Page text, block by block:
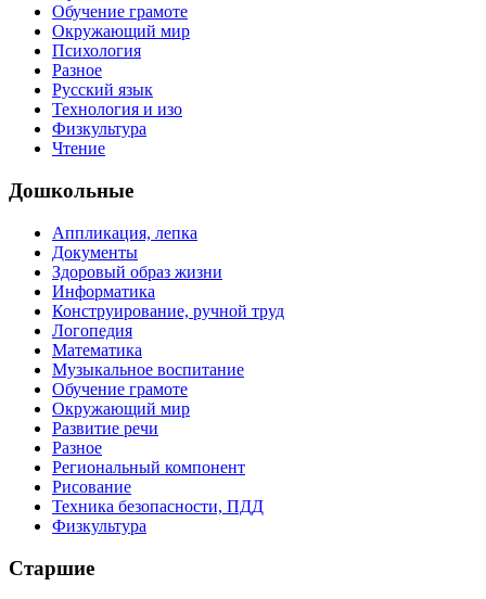
Обучение грамоте
Окружающий мир
Психология
Разное
Русский язык
Технология и изо
Физкультура
Чтение
Дошкольные
Аппликация, лепка
Документы
Здоровый образ жизни
Информатика
Конструирование, ручной труд
Логопедия
Математика
Музыкальное воспитание
Обучение грамоте
Окружающий мир
Развитие речи
Разное
Региональный компонент
Рисование
Техника безопасности, ПДД
Физкультура
Старшие